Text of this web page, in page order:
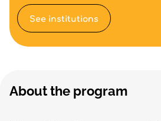
About the program
See institutions